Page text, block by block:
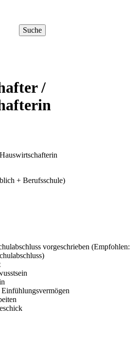
/
+ Berufsschule)
vorgeschrieben (Empfohlen: